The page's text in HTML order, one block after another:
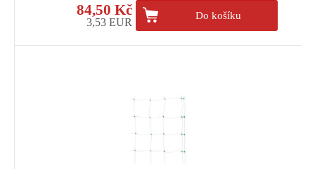
84,50 Kč
3,53 EUR
Do košíku